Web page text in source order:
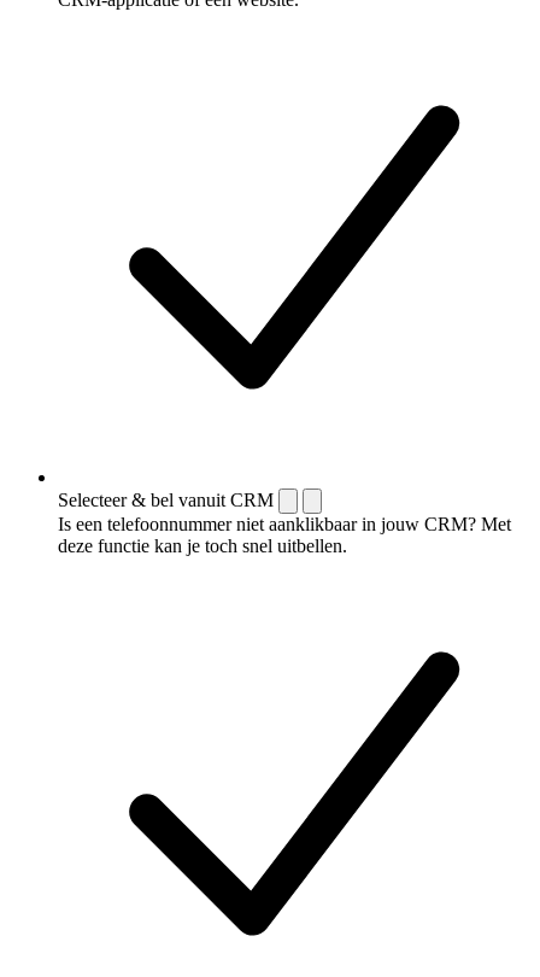
Selecteer & bel vanuit CRM
Is een telefoonnummer niet aanklikbaar in jouw CRM? Met
deze functie kan je toch snel uitbellen.